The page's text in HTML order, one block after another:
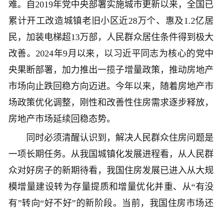
难。自2019年党中央部署实施城市更新以来，全国已
累计开工改造城镇老旧小区近28万个、惠及1.2亿居
民，加装电梯超13万部，人民群众居住条件得到极大
改善。2024年9月以来，以习近平同志为核心的党中
央果断部署，加力推出一揽子增量政策，推动房地产
市场向止跌回稳方向迈进。今年以来，随着房地产市
场政策优化调整，刚性和改善性住房需求逐步释放，
房地产市场延续回稳态势。
同时必须清醒认识到，解决人民群众住房问题是
一项长期任务。从我国城镇化发展进程看，从人民群
众对好房子的新期待看，我国住房发展已进入从大规
模增量建设转为存量提质和增量优化并重、从“有没
有”转向“好不好”的新阶段。当前，我国住房市场还